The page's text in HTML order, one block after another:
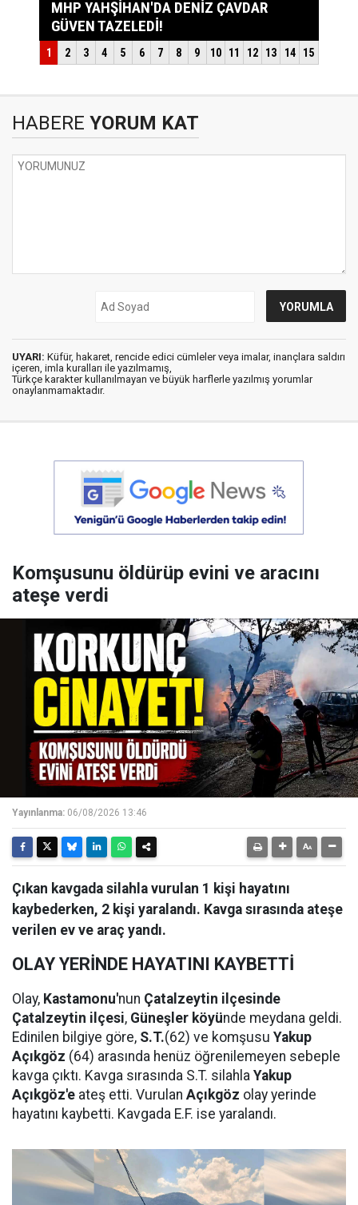
HABERE YORUM KAT
UYARI: Küfür, hakaret, rencide edici cümleler veya imalar, inançlara saldırı
içeren, imla kuralları ile yazılmamış,
Türkçe karakter kullanılmayan ve büyük harflerle yazılmış yorumlar
onaylanmamaktadır.
Komşusunu öldürüp evini ve aracını
ateşe verdi
Yayınlanma: 06/08/2026 13:46
Çıkan kavgada silahla vurulan 1 kişi hayatını
kaybederken, 2 kişi yaralandı. Kavga sırasında ateşe
verilen ev ve araç yandı.
OLAY YERİNDE HAYATINI KAYBETTİ
Olay, Kastamonu'nun Çatalzeytin ilçesinde
Çatalzeytin ilçesi, Güneşler köyünde meydana geldi.
Edinilen bilgiye göre, S.T.(62) ve komşusu Yakup
Açıkgöz (64) arasında henüz öğrenilemeyen sebeple
kavga çıktı. Kavga sırasında S.T. silahla Yakup
Açıkgöz'e ateş etti. Vurulan Açıkgöz olay yerinde
hayatını kaybetti. Kavgada E.F. ise yaralandı.